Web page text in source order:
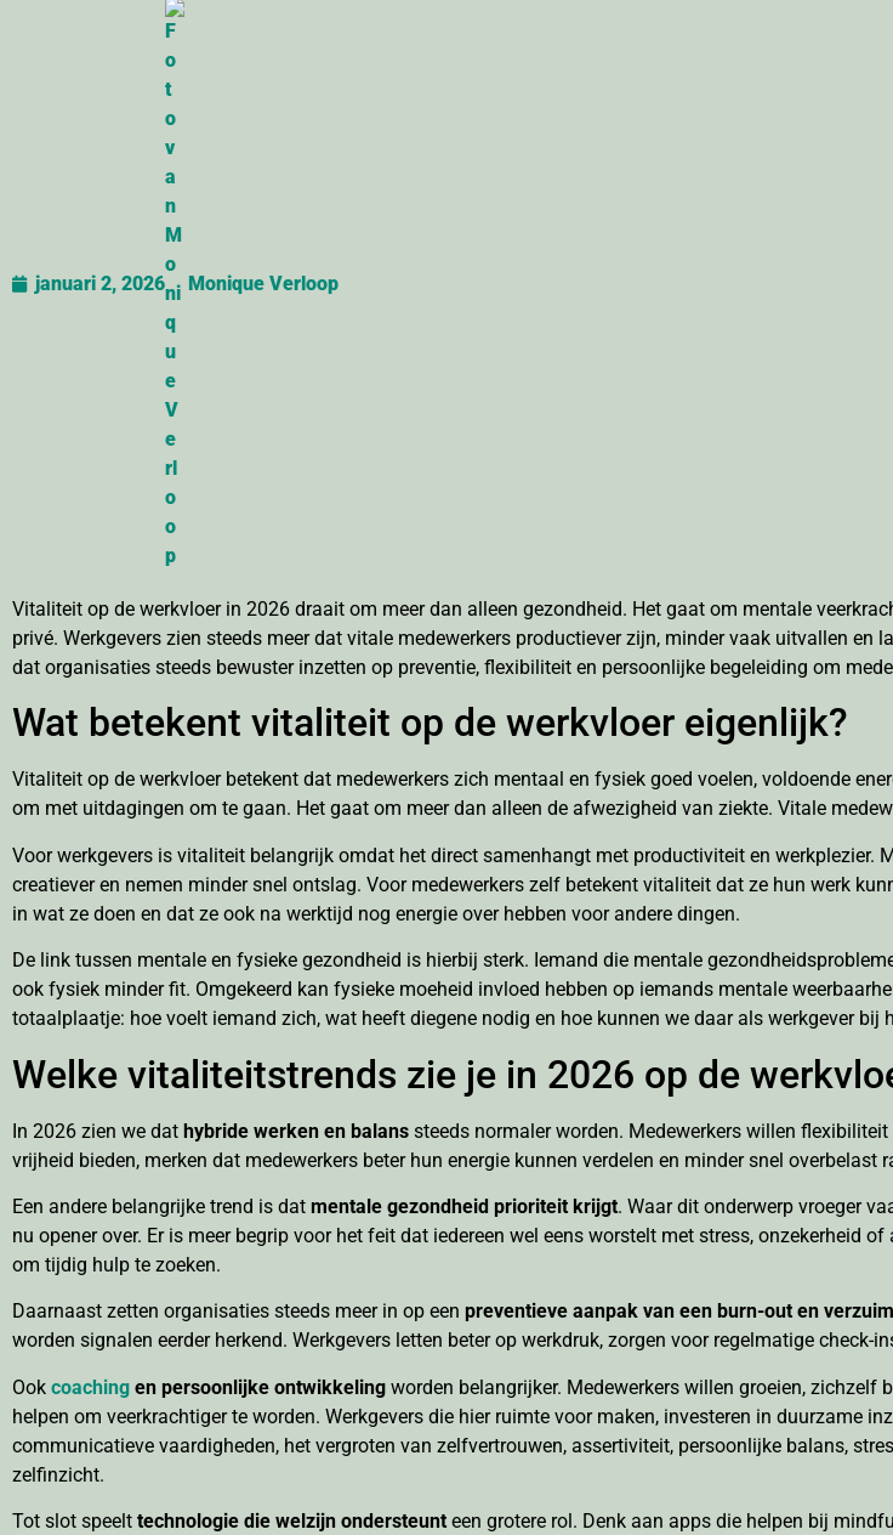
januari 2, 2026 Monique Verloop
Vitaliteit op de werkvloer in 2026 draait om meer dan alleen gezondheid. Het gaat om mentale
privé. Werkgevers zien steeds meer dat vitale medewerkers productiever zijn, minder vaak uitvallen en
dat organisaties steeds bewuster inzetten op preventie, flexibiliteit en persoonlijke begeleiding om
Wat betekent vitaliteit op de werkvloer eigenlijk?
Vitaliteit op de werkvloer betekent dat medewerkers zich mentaal en fysiek goed voelen, voldoende
om met uitdagingen om te gaan. Het gaat om meer dan alleen de afwezigheid van ziekte. Vitale
Voor werkgevers is vitaliteit belangrijk omdat het direct samenhangt met productiviteit en werkplezier.
creatiever en nemen minder snel ontslag. Voor medewerkers zelf betekent vitaliteit dat ze hun werk
in wat ze doen en dat ze ook na werktijd nog energie over hebben voor andere dingen.
De link tussen mentale en fysieke gezondheid is hierbij sterk. Iemand die mentale
ook fysiek minder fit. Omgekeerd kan fysieke moeheid invloed hebben op iemands mentale
totaalplaatje: hoe voelt iemand zich, wat heeft diegene nodig en hoe kunnen we daar als werkgever bij
Welke vitaliteitstrends zie je in 2026 op de
In 2026 zien we dat hybride werken en balans steeds normaler worden. Medewerkers willen
vrijheid bieden, merken dat medewerkers beter hun energie kunnen verdelen en minder snel overbelast
Een andere belangrijke trend is dat mentale gezondheid prioriteit krijgt. Waar dit onderwerp vroeger
nu opener over. Er is meer begrip voor het feit dat iedereen wel eens worstelt met stress, onzekerheid
om tijdig hulp te zoeken.
Daarnaast zetten organisaties steeds meer in op een preventieve aanpak van een burn-out en verzuim
worden signalen eerder herkend. Werkgevers letten beter op werkdruk, zorgen voor regelmatige check-
Ook coaching en persoonlijke ontwikkeling worden belangrijker. Medewerkers willen groeien, zichzelf
helpen om veerkrachtiger te worden. Werkgevers die hier ruimte voor maken, investeren in duurzame
communicatieve vaardigheden, het vergroten van zelfvertrouwen, assertiviteit, persoonlijke balans,
zelfinzicht.
Tot slot speelt technologie die welzijn ondersteunt een grotere rol. Denk aan apps die helpen bij